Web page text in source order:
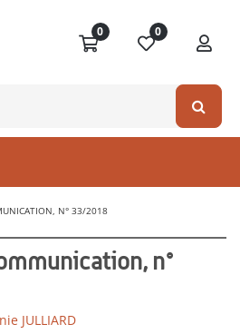
0 0
N° 33/2018
n°
JULLIARD